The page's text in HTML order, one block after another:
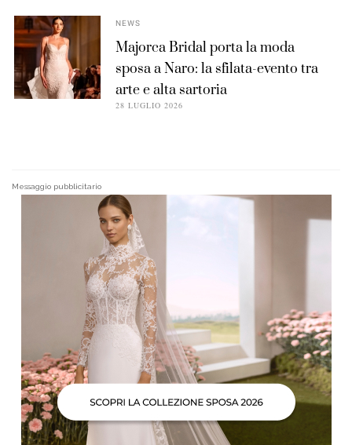
NEWS
Majorca Bridal porta la moda
sposa a Naro: la sfilata-evento tra
arte e alta sartoria
28 LUGLIO 2026
Messaggio pubblicitario